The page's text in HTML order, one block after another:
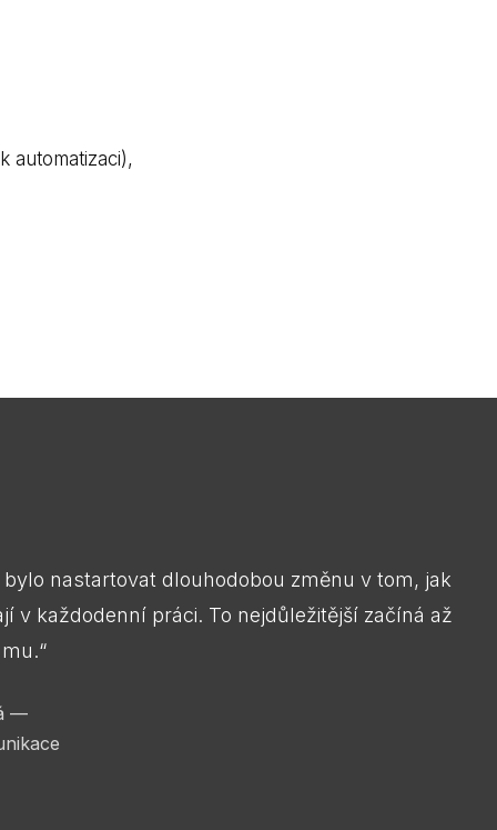
automatizaci),
nastartovat dlouhodobou změnu v tom, jak
v každodenní práci. To nejdůležitější začíná až
—